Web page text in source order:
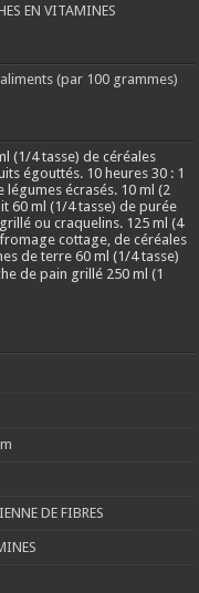
EN VITAMINES
(par 100 grammes)
(1/4 tasse) de céréales
égouttés. 10 heures 30 : 1
écrasés. 10 ml (2
60 ml (1/4 tasse) de purée
ou craquelins. 125 ml (4
cottage, de céréales
de terre 60 ml (1/4 tasse)
de pain grillé 250 ml (1
DE FIBRES